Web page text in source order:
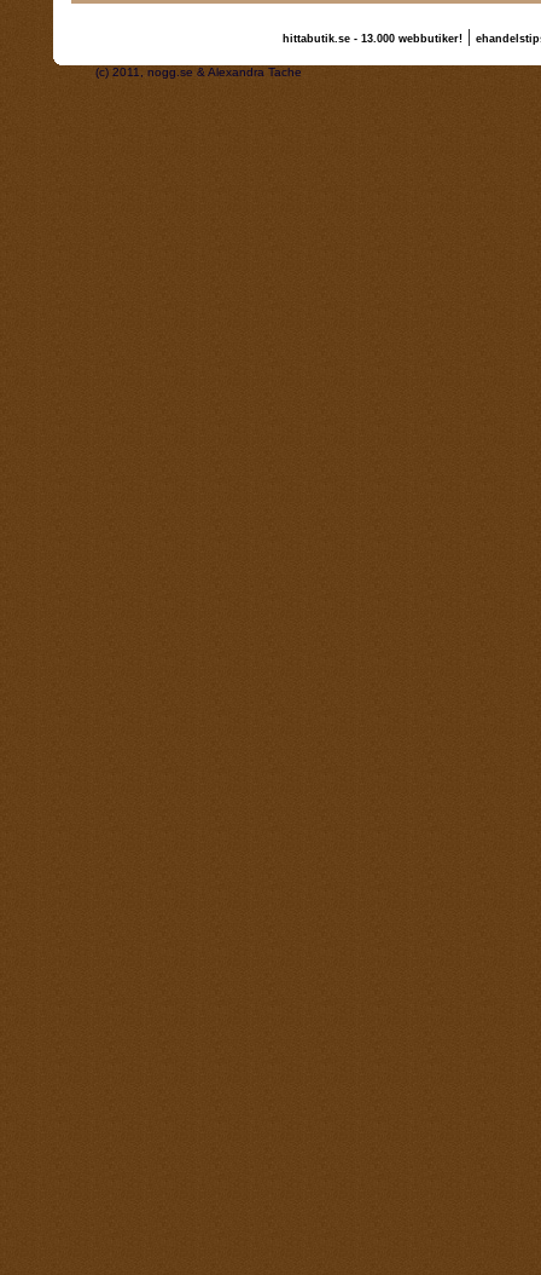
hittabutik.se - 13.000 webbutiker!|
(c) 2011, nogg.se & Alexandra Tache